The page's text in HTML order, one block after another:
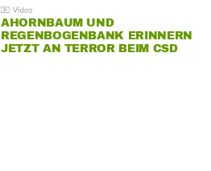
AHORNBAUM UND
REGENBOGENBANK ERINNERN
JETZT AN TERROR BEIM CSD